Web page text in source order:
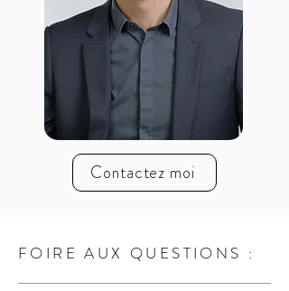
Contactez moi
FOIRE AUX QUESTIONS :